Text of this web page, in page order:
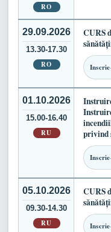
RO
29.09.2026
13.30-17.30
RO
CURS
01.10.2026
15.00-16.40
RU
privind
05.10.2026
09.30-14.30
RU
CURS